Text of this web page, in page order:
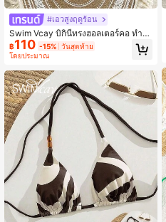
#เอวสูงฤดูร้อน
Swim Vcay บิกินีทรงฮอลเตอร์คอ ทำจ
ากถัก ผ้าถัก สายเชือก เหมาะสำหรับทริ
ปไปชายหาด ในช่วงฤดูร้อน
฿110 -15% วันสุดท้าย
โดยประมาณ